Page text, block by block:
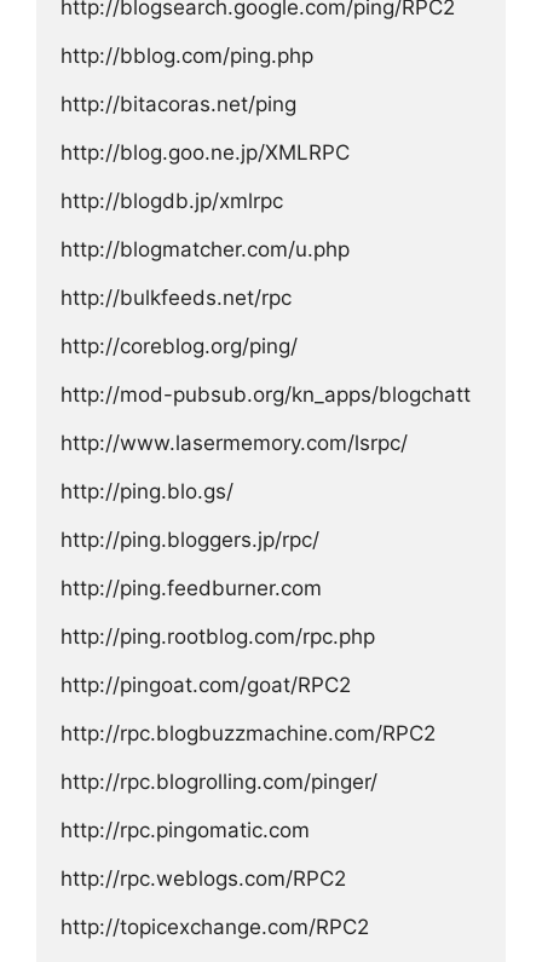
http://blogsearch.google.com/ping/RPC2
http://bblog.com/ping.php
http://bitacoras.net/ping
http://blog.goo.ne.jp/XMLRPC
http://blogdb.jp/xmlrpc
http://blogmatcher.com/u.php
http://bulkfeeds.net/rpc
http://coreblog.org/ping/
http://mod-pubsub.org/kn_apps/blogchatt
http://www.lasermemory.com/lsrpc/
http://ping.blo.gs/
http://ping.bloggers.jp/rpc/
http://ping.feedburner.com
http://ping.rootblog.com/rpc.php
http://pingoat.com/goat/RPC2
http://rpc.blogbuzzmachine.com/RPC2
http://rpc.blogrolling.com/pinger/
http://rpc.pingomatic.com
http://rpc.weblogs.com/RPC2
http://topicexchange.com/RPC2